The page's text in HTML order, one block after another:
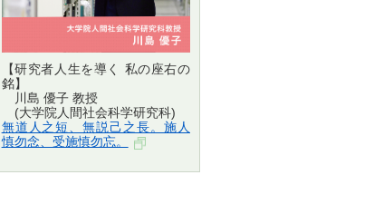
【研究者人生を導く 私の座右の
銘】
川島 優子 教授
(大学院人間社会科学研究科)
無道人之短、無説己之長。施人
慎勿念、受施慎勿忘。